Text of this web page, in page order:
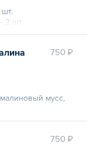
2 шт.
2 шт.
750 ₽
мусс,
750 ₽